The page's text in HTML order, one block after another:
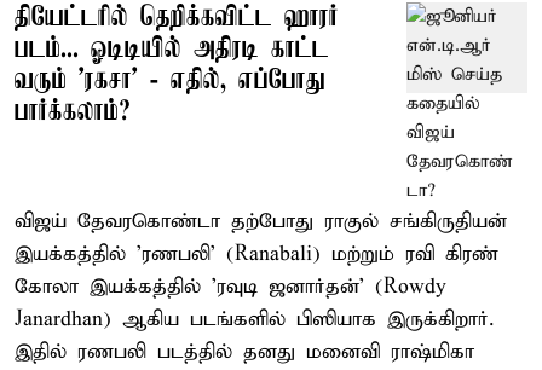
தியேட்டரில் தெறிக்கவிட்ட ஹாரர்
படம்... ஓடிடியில் அதிரடி காட்ட
வரும் 'ரகசா' - எதில், எப்போது
பார்க்கலாம்?
விஜய் தேவரகொண்டா தற்போது ராகுல் சங்கிருதியன்
இயக்கத்தில் 'ரணபலி' (Ranabali) மற்றும் ரவி கிரண்
கோலா இயக்கத்தில் 'ரவுடி ஜனார்தன்' (Rowdy
Janardhan) ஆகிய படங்களில் பிஸியாக இருக்கிறார்.
இதில் ரணபலி படத்தில் தனது மனைவி ராஷ்மிகா